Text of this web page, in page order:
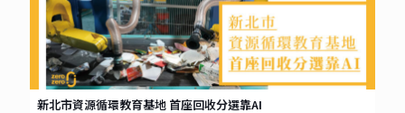
新北市資源循環教育基地 首座回收分選靠AI